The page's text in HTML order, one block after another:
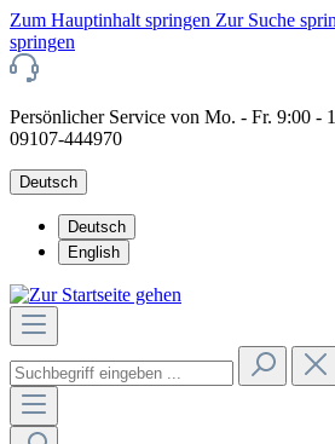
Zum Hauptinhalt springen Zur Suche
springen
Persönlicher Service von Mo. - Fr. 9:00 -
09107-444970
Deutsch
Deutsch
English